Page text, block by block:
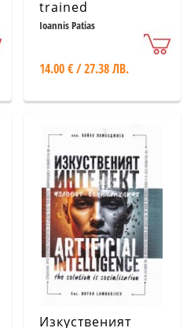
trained
Transformer - GPT
Ioannis Patias
14.00 € / 27.38 ЛВ.
Изкуственият